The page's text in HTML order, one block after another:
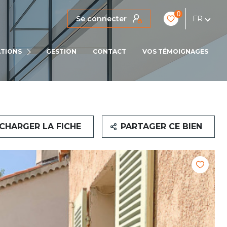
Se connecter
0
FR
PRO
GESTION CONTACT VOS TÉMOIGNAGES
LA FICHE PARTAGER CE BIEN